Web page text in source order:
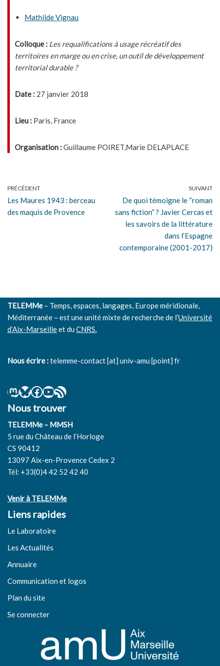
Mathilde Vignau
Colloque : Les requalifications à usage récréatif des
territoires en marge ou en crise, un outil de développement
territorial durable ?
Date : 27 janvier 2018
Lieu : Paris, France
Organisation :Guillaume POIRET,Marie DELAPLACE
PRÉCÉDENT
Les Maures 1943 : berceau
des maquis de Provence
SUIVANT
De quoi témoigne le “roman
sans fiction” ? Javier Cercas et
les savoirs de la littérature
dans l’Espagne
contemporaine (2001-2017)
TELEMMe – Temps, espaces, langages, Europe méridionale,
Méditerranée – est une unité mixte de recherche de l’Université
d’Aix-Marseilleet duCNRS.
Nous écrire :telemme-contact [at] univ-amu [point] fr
Nous trouver
TELEMMe – MMSH
5 rue du Château de l’Horloge
CS 90412
13097 Aix-en-Provence Cedex 2
Tél: +33(0)4 42 52 42 40
Venir à TELEMMe
Liens rapides
Le Laboratoire
Les Actualités
Annuaire
Communication et logos
Plan du site
Se connecter